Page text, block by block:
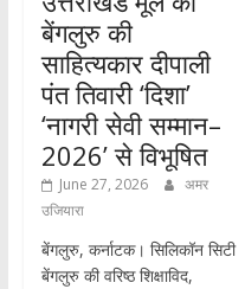
बेंगलुरु की
साहित्यकार दीपाली
पंत तिवारी ‘दिशा’
‘नागरी सेवी सम्मान–
2026’ से विभूषित
June 27, 2026
अमर
उजियारा
बेंगलुरु, कर्नाटक। सिलिकॉन सिटी
बेंगलुरु की वरिष्ठ शिक्षाविद,